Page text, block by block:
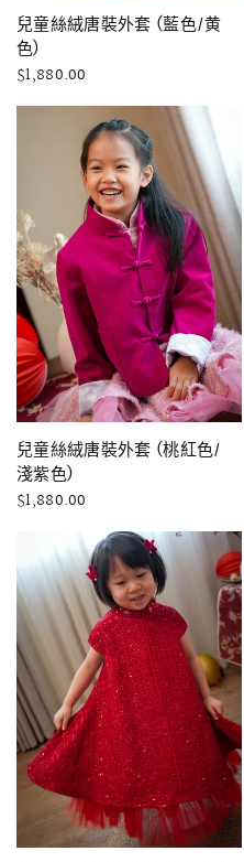
快速瀏覽
兒童絲絨唐裝外套 (藍色/黄
色)
$1,880.00
快速瀏覽
兒童絲絨唐裝外套 (桃紅色/
淺紫色)
$1,880.00